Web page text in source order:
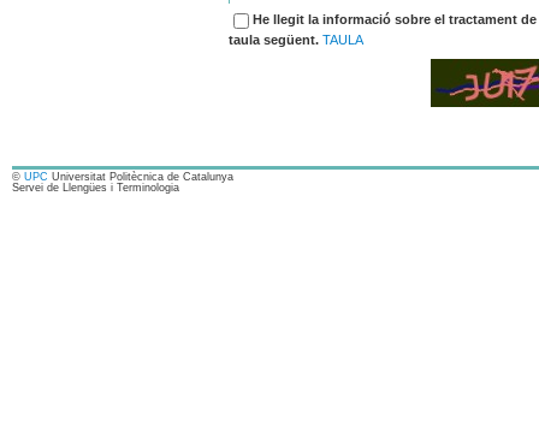
He llegit la informació sobre el tractament
taula següent. TAULA
© UPC Universitat Politècnica de Catalunya
Servei de Llengües i Terminologia